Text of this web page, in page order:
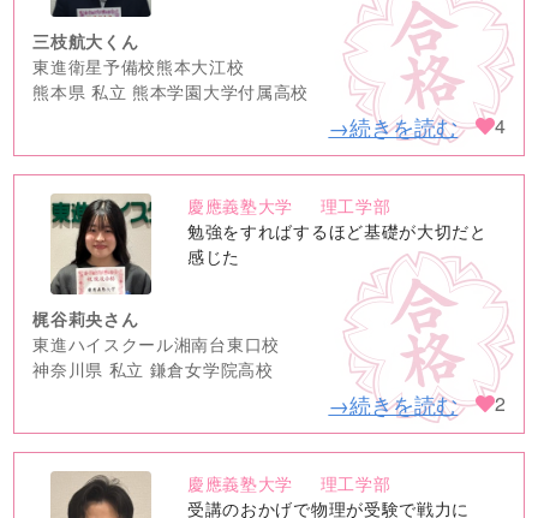
三枝航大くん
東進衛星予備校熊本大江校
熊本県 私立 熊本学園大学付属高校
→続きを読む 4
no
image
慶應義塾大学
理工学部
勉強をすればするほど基礎が大切だと
感じた
梶谷莉央さん
東進ハイスクール湘南台東口校
神奈川県 私立 鎌倉女学院高校
→続きを読む 2
no
慶應義塾大学
理工学部
受講のおかげで物理が受験で戦力に